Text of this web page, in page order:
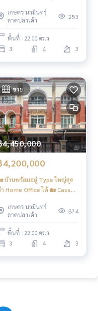
เกษตร นวมินทร์
ลาดปลาเค้า
253
พื้นที่ : 22.00 ตร.ว.
3 4 3
ขาย
4,450,000
4,200,000
บ้านพร้อมอยู่ Type ใหญ่สุด
Home Office ได้ 🏡 Casa
(FOR SALE), คาซ่า
ซิตี้ นวลจันทร์ 1 / 3 ห้องนอน
าย) TPM087
เกษตร นวมินทร์
ลาดปลาเค้า
874
พื้นที่ : 22.00 ตร.ว.
3 4 3